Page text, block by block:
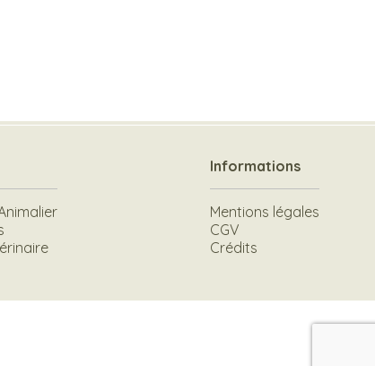
Informations
Mentions légales
CGV
Crédits